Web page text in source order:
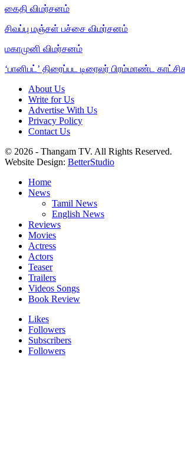
கைதி விமர்சனம்
சிவப்பு மஞ்சள் பச்சை விமர்சனம்
மகாமுனி விமர்சனம்
‘பானிபட்’ திரைப்பட டிரைலர் பிரம்மாண்ட
About Us
Write for Us
Advertise With Us
Privacy Policy
Contact Us
© 2026 - Thangam TV. All Rights Reserved.
Website Design: BetterStudio
Home
News
Tamil News
English News
Reviews
Movies
Actress
Actors
Teaser
Trailers
Videos Songs
Book Review
Likes
Followers
Subscribers
Followers